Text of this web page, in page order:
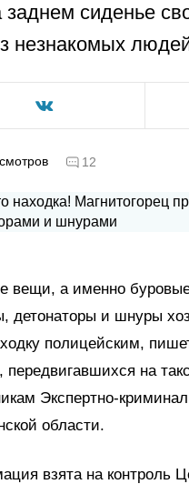
заднем сиденье
незнакомых
12
вещи, а именно
детонаторы и шнуры
полицейским,
передвигавшихся на
Экспертно-
области.
взята на контроль